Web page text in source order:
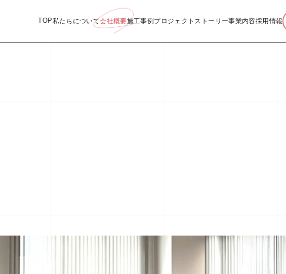
TOP私たちについて会社概要施工事例 プロジェクトストーリー事業内容採用情報